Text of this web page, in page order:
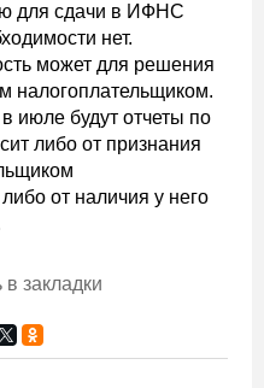
для сдачи в ИФНС
нет.
может для решения
налогоплательщиком.
июле будут отчеты по
либо от признания
от наличия у него
закладки